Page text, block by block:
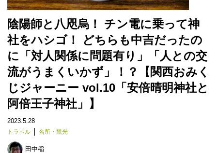
陰陽師と八咫烏！ チン電に乗って神
社をハシゴ！ どちらも中吉だったの
に「対人関係に問題有り」「人との交
流がうまくいかず」！？【関西おみく
じジャーニー vol.10「安倍晴明神社と
阿倍王子神社」】
2023.5.28
トラベル 名所・観光
田中稲